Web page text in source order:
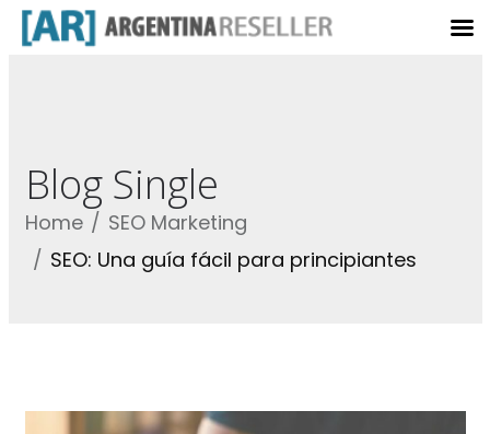
Blog Single
Home
SEO Marketing
SEO: Una guía fácil para principiantes